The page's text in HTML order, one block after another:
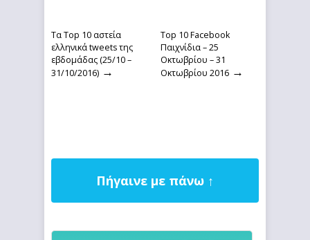
Τα Top 10 αστεία
ελληνικά tweets της
εβδομάδας (25/10 –
31/10/2016) →
Top 10 Facebook
Παιχνίδια – 25
Οκτωβρίου – 31
Οκτωβρίου 2016 →
Πήγαινε με πάνω ↑